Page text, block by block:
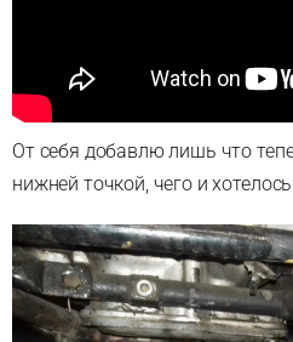
От себя добавлю лишь что
нижней точкой, чего и